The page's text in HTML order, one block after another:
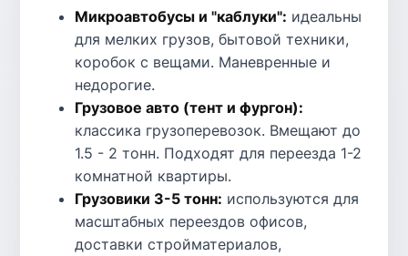
Микроавтобусы и "каблуки": идеальны
для мелких грузов, бытовой техники,
коробок с вещами. Маневренные и
недорогие.
Грузовое авто (тент и фургон):
классика грузоперевозок. Вмещают до
1.5 - 2 тонн. Подходят для переезда 1-2
комнатной квартиры.
Грузовики 3-5 тонн: используются для
масштабных переездов офисов,
доставки стройматериалов,